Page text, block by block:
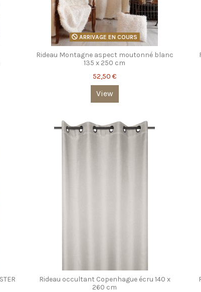
ARRIVAGE EN COURS
Rideau Montagne aspect moutonné blanc
135 x 250 cm
52,50 €
View
Rideau occultant Copenhague écru 140 x
260 cm